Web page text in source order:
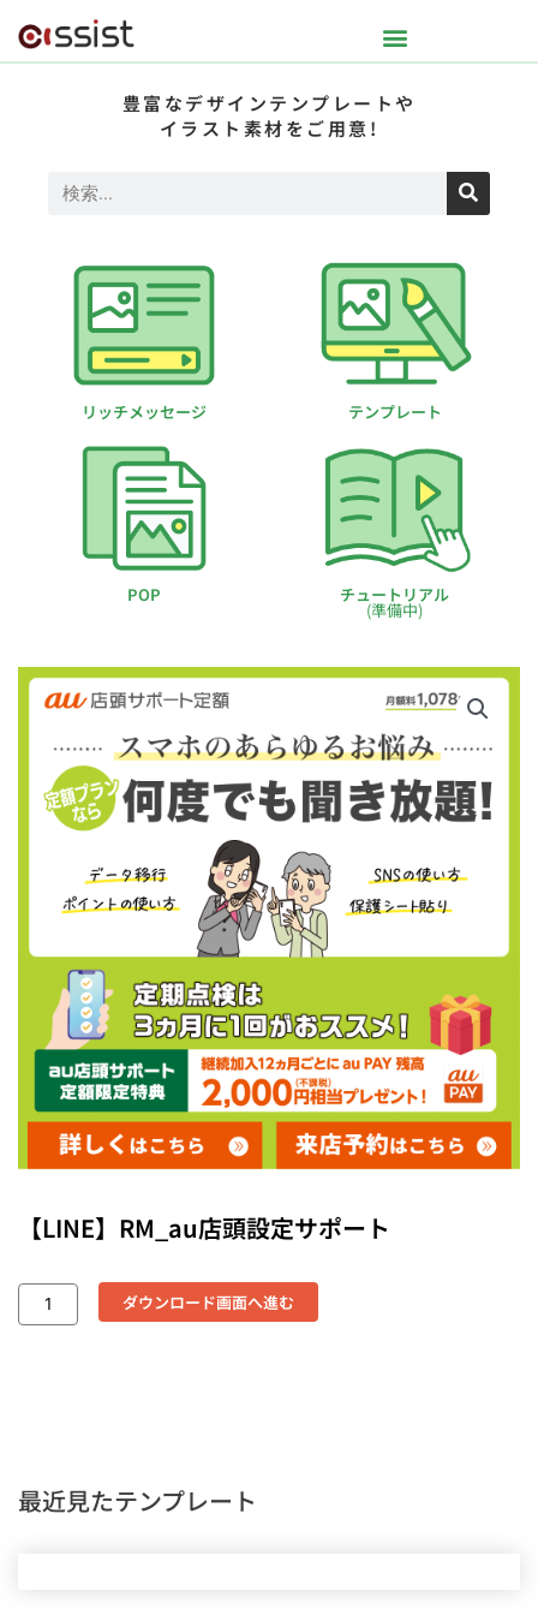
豊富なデザインテンプレートや
イラスト素材をご用意!
リッチメッセージ テンプレート
POP チュートリアル
(準備中)
【LINE】RM_au店頭設定サポート
ダウンロード画面へ進む
最近見たテンプレート